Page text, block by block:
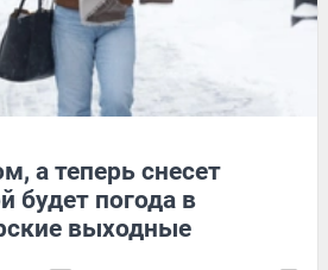
а теперь снесет
будет погода в
выходные